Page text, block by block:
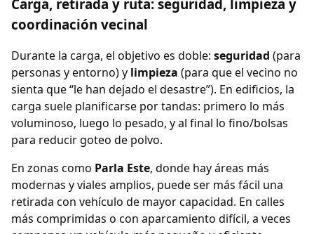
Carga, retirada y ruta: seguridad, limpieza y
coordinación vecinal
Durante la carga, el objetivo es doble: seguridad (para
personas y entorno) y limpieza (para que el vecino no
sienta que “le han dejado el desastre”). En edificios, la
carga suele planificarse por tandas: primero lo más
voluminoso, luego lo pesado, y al final lo fino/bolsas
para reducir goteo de polvo.
En zonas como Parla Este, donde hay áreas más
modernas y viales amplios, puede ser más fácil una
retirada con vehículo de mayor capacidad. En calles
más comprimidas o con aparcamiento difícil, a veces